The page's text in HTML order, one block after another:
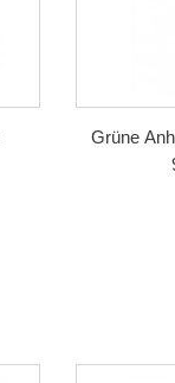
Grüne